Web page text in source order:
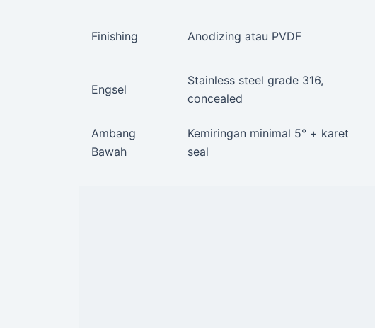
Finishing Anodizing atau PVDF
Engsel
Stainless steel grade 316,
concealed
Ambang
Bawah
Kemiringan minimal 5° + karet
seal